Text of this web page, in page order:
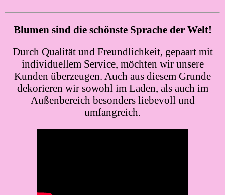
Blumen sind die schönste Sprache der Welt!
Durch Qualität und Freundlichkeit, gepaart mit
individuellem Service, möchten wir unsere
Kunden überzeugen. Auch aus diesem Grunde
dekorieren wir sowohl im Laden, als auch im
Außenbereich besonders liebevoll und
umfangreich.